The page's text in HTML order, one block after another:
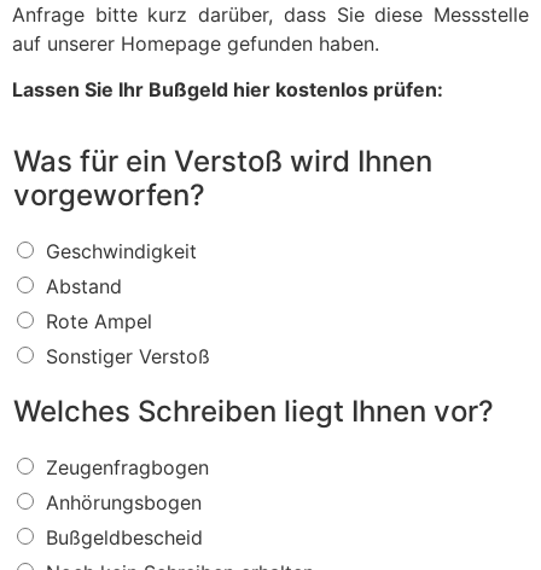
Anfrage bitte kurz darüber, dass Sie diese Messstelle
auf unserer Homepage gefunden haben.
Lassen Sie Ihr Bußgeld hier kostenlos prüfen:
Was für ein Verstoß wird Ihnen
vorgeworfen?
W
a
s
f
ü
r
i
V
e
r
s
t
Geschwindigkeit
Abstand
Rote Ampel
Sonstiger Verstoß
Welches Schreiben liegt Ihnen vor?
W
e
c
h
Zeugenfragbogen
Anhörungsbogen
Bußgeldbescheid